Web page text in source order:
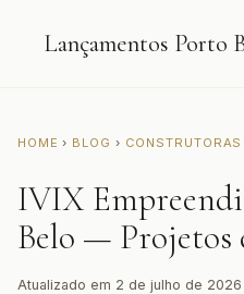
Lançamentos Porto
HOME › BLOG › CONSTRUTORAS
IVIX
Belo — Projetos
Atualizado em 2 de julho de 2026